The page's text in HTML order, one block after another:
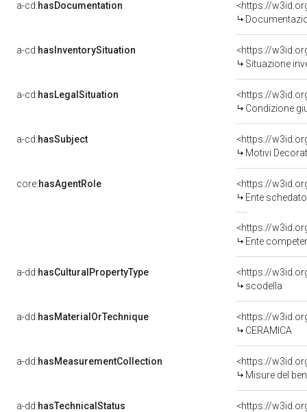
a-cd:hasDocumentation
a-cd:hasInventorySituation
<https://
Situazione
a-cd:hasLegalSituation
<https://
Condizione
a-cd:hasSubject
<https://
Motivi
core:hasAgentRole
<https://
Ente
<https://
Ente competente per tutela
a-dd:hasCulturalPropertyType
scodella
a-dd:hasMaterialOrTechnique
<https://
CERAMICA
a-dd:hasMeasurementCollection
<https://
Misure del
a-dd:hasTechnicalStatus
<https://